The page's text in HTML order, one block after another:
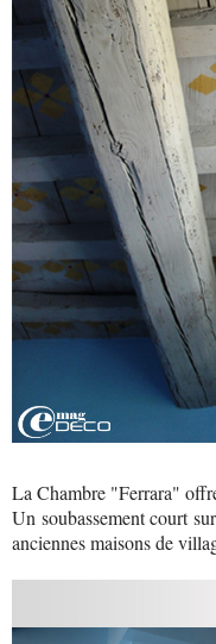
La Chambre "Ferrara"
Un soubassement court
anciennes maisons de